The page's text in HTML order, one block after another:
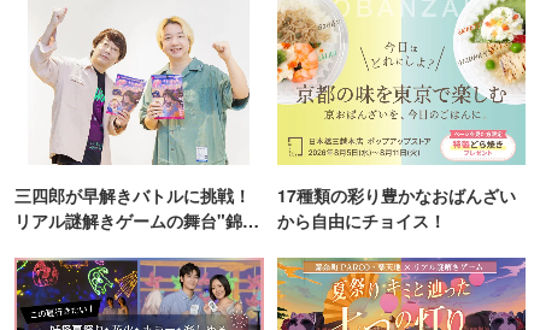
三四郎が早解きバトルに挑戦！
リアル謎解きゲームの舞台"錦糸
17種類の彩り豊かなおばんざい
から自由にチョイス！